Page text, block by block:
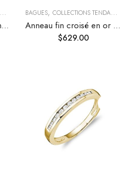
TENDANCES
Anneau fin à double rang ouvert en diamants
BAGUES, COLLECTIONS TENDANCES
Anneau fin croisé en or et pavage diamants
$629.00